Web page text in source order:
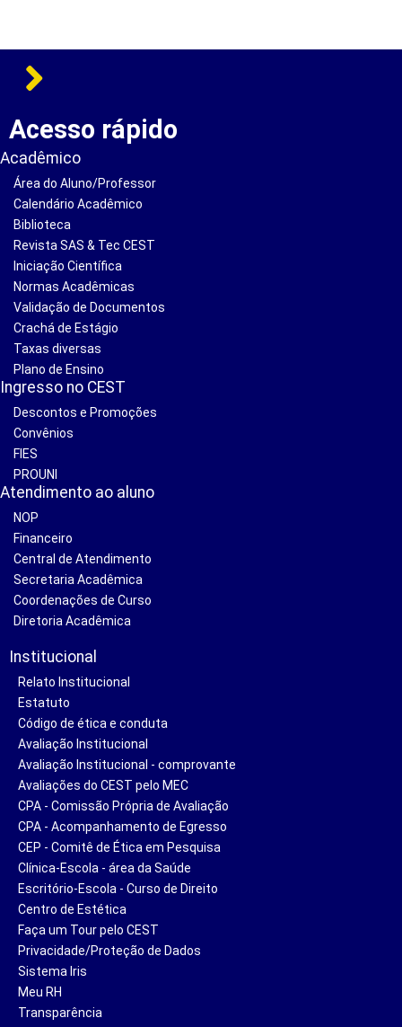
Acesso rápido
Acadêmico
Área do Aluno/Professor
Calendário Acadêmico
Biblioteca
Revista SAS & Tec CEST
Iniciação Científica
Normas Acadêmicas
Validação de Documentos
Crachá de Estágio
Taxas diversas
Plano de Ensino
Ingresso no CEST
Descontos e Promoções
Convênios
FIES
PROUNI
Atendimento ao aluno
NOP
Financeiro
Central de Atendimento
Secretaria Acadêmica
Coordenações de Curso
Diretoria Acadêmica
Institucional
Relato Institucional
Estatuto
Código de ética e conduta
Avaliação Institucional
Avaliação Institucional - comprovante
Avaliações do CEST pelo MEC
CPA - Comissão Própria de Avaliação
CPA - Acompanhamento de Egresso
CEP - Comitê de Ética em Pesquisa
Clínica-Escola - área da Saúde
Escritório-Escola - Curso de Direito
Centro de Estética
Faça um Tour pelo CEST
Privacidade/Proteção de Dados
Sistema Iris
Meu RH
Transparência